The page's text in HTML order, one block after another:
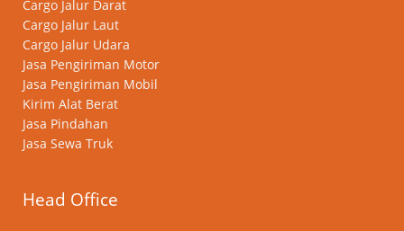
Cargo Jalur Darat
Cargo Jalur Laut
Cargo Jalur Udara
Jasa Pengiriman Motor
Jasa Pengiriman Mobil
Kirim Alat Berat
Jasa Pindahan
Jasa Sewa Truk
Head Office